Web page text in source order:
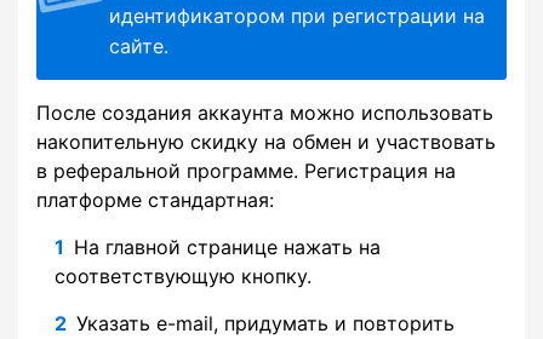
идентификатором при регистрации на
сайте.
После создания аккаунта можно использовать
накопительную скидку на обмен и участвовать
в реферальной программе. Регистрация на
платформе стандартная:
На главной странице нажать на
соответствующую кнопку.
Указать e-mail, придумать и повторить